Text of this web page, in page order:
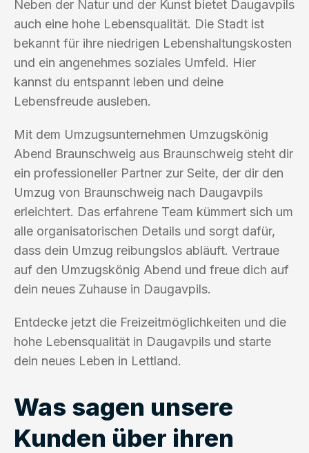
Neben der Natur und der Kunst bietet Daugavpils
auch eine hohe Lebensqualität. Die Stadt ist
bekannt für ihre niedrigen Lebenshaltungskosten
und ein angenehmes soziales Umfeld. Hier
kannst du entspannt leben und deine
Lebensfreude ausleben.
Mit dem Umzugsunternehmen Umzugskönig
Abend Braunschweig aus Braunschweig steht dir
ein professioneller Partner zur Seite, der dir den
Umzug von Braunschweig nach Daugavpils
erleichtert. Das erfahrene Team kümmert sich um
alle organisatorischen Details und sorgt dafür,
dass dein Umzug reibungslos abläuft. Vertraue
auf den Umzugskönig Abend und freue dich auf
dein neues Zuhause in Daugavpils.
Entdecke jetzt die Freizeitmöglichkeiten und die
hohe Lebensqualität in Daugavpils und starte
dein neues Leben in Lettland.
Was sagen unsere
Kunden über ihren